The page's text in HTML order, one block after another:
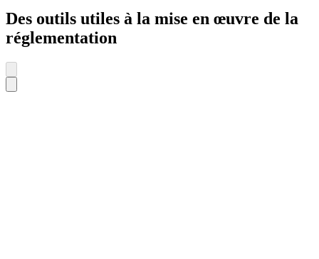
Des outils utiles à la mise en œuvre de la
réglementation